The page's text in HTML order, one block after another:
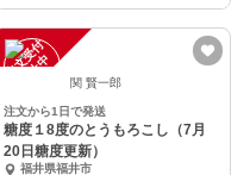
注
文
受
付
停
止
中 関 賢一郎
注文から1日で発送
糖度１8度のとうもろこし（7月
20日糖度更新）
福井県福井市